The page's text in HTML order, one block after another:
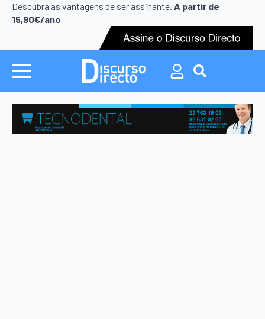
Descubra as vantagens de ser assinante. A partir de
15,90€/ano
Search
for:
Search